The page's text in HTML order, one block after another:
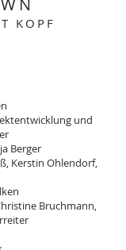
KOPF
und
Berger
Kerstin Ohlendorf,
Bruchmann,